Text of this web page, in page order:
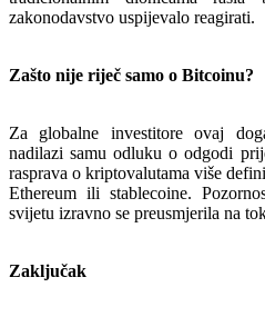
zakonodavstvo uspijevalo reagirati.
Zašto nije riječ samo o Bitcoinu?
Za globalne investitore ovaj
nadilazi samu odluku o odgodi
rasprava o kriptovalutama više
Ethereum ili stablecoine.
svijetu izravno se preusmjerila na
Zaključak